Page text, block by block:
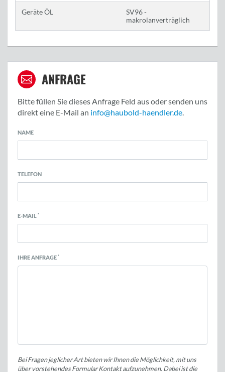
Geräte ÖL
SV96 -
makrolanverträglich
ANFRAGE
Bitte füllen Sie dieses Anfrage Feld aus oder senden uns
direkt eine E-Mail an info@haubold-haendler.de.
NAME
TELEFON
E-MAIL *
IHRE ANFRAGE *
Bei Fragen jeglicher Art bieten wir Ihnen die Möglichkeit, mit uns
über vorstehendes Formular Kontakt aufzunehmen. Dabei ist die